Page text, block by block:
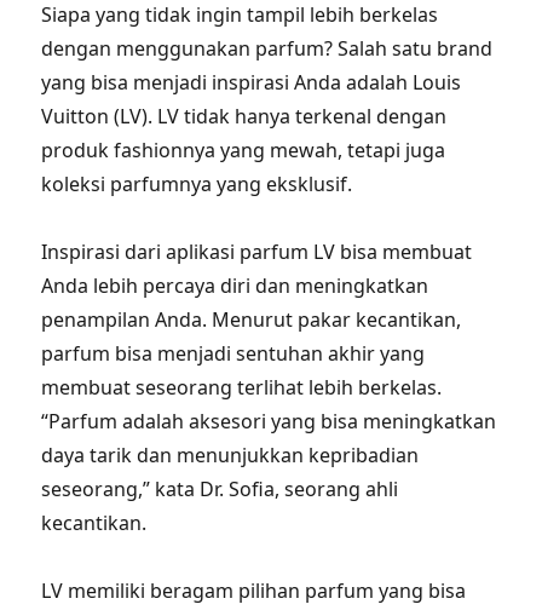
Siapa yang tidak ingin tampil lebih berkelas
dengan menggunakan parfum? Salah satu brand
yang bisa menjadi inspirasi Anda adalah Louis
Vuitton (LV). LV tidak hanya terkenal dengan
produk fashionnya yang mewah, tetapi juga
koleksi parfumnya yang eksklusif.
Inspirasi dari aplikasi parfum LV bisa membuat
Anda lebih percaya diri dan meningkatkan
penampilan Anda. Menurut pakar kecantikan,
parfum bisa menjadi sentuhan akhir yang
membuat seseorang terlihat lebih berkelas.
“Parfum adalah aksesori yang bisa meningkatkan
daya tarik dan menunjukkan kepribadian
seseorang,” kata Dr. Sofia, seorang ahli
kecantikan.
LV memiliki beragam pilihan parfum yang bisa